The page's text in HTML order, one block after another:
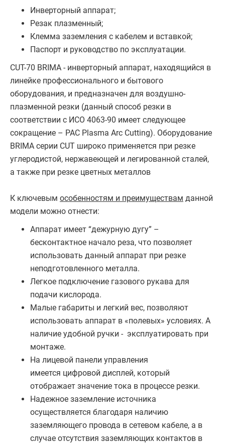
Инверторный аппарат;
Резак плазменный;
Клемма заземления с кабелем и вставкой;
Паспорт и руководство по эксплуатации.
CUT-70 BRIMA - инверторный аппарат, находящийся в
линейке профессионального и бытового
оборудования, и предназначен для воздушно-
плазменной резки (данный способ резки в
соответствии с ИСО 4063-90 имеет следующее
сокращение – PAC Plasma Arc Cutting). Оборудование
BRIMA серии CUT широко применяется при резке
углеродистой, нержавеющей и легированной сталей,
а также при резке цветных металлов
К ключевым особенностям и преимуществам данной
модели можно отнести:
Аппарат имеет “дежурную дугу” –
бесконтактное начало реза, что позволяет
использовать данный аппарат при резке
неподготовленного металла.
Легкое подключение газового рукава для
подачи кислорода.
Малые габариты и легкий вес, позволяют
использовать аппарат в «полевых» условиях. А
наличие удобной ручки - эксплуатировать при
монтаже.
На лицевой панели управления
имеется цифровой дисплей, который
отображает значение тока в процессе резки.
Надежное заземление источника
осуществляется благодаря наличию
заземляющего провода в сетевом кабеле, а в
случае отсутствия заземляющих контактов в